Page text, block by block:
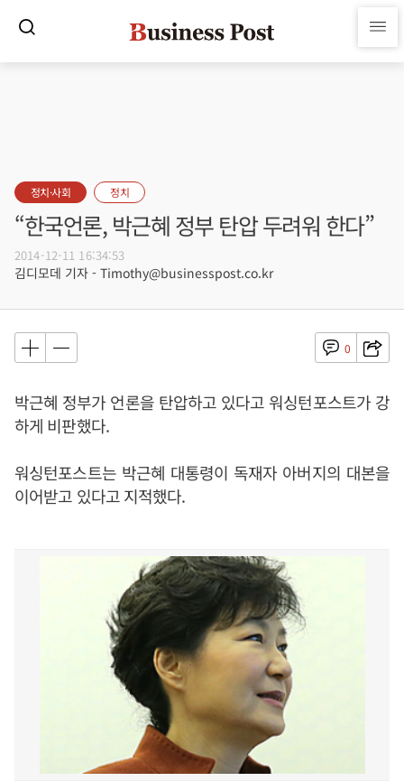
정치·사회 정치
“한국언론, 박근혜 정부 탄압 두려워 한다”
2014-12-11 16:34:53
김디모데 기자 - Timothy@businesspost.co.kr
0
박근혜 정부가 언론을 탄압하고 있다고 워싱턴포스트가 강
하게 비판했다.
워싱턴포스트는 박근혜 대통령이 독재자 아버지의 대본을
이어받고 있다고 지적했다.